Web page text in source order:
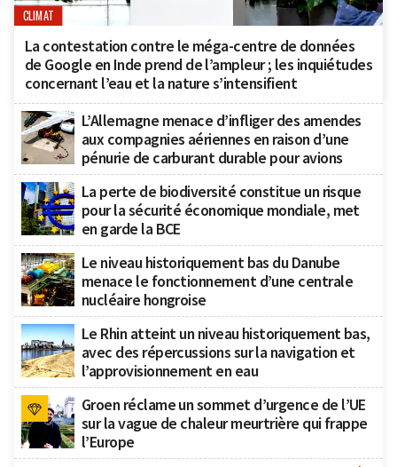
CLIMAT
La contestation contre le méga-centre de données
de Google en Inde prend de l’ampleur ; les inquiétudes
concernant l’eau et la nature s’intensifient
L’Allemagne menace d’infliger des amendes
aux compagnies aériennes en raison d’une
pénurie de carburant durable pour avions
La perte de biodiversité constitue un risque
pour la sécurité économique mondiale, met
en garde la BCE
Le niveau historiquement bas du Danube
menace le fonctionnement d’une centrale
nucléaire hongroise
Le Rhin atteint un niveau historiquement bas,
avec des répercussions sur la navigation et
l’approvisionnement en eau
Groen réclame un sommet d’urgence de l’UE
sur la vague de chaleur meurtrière qui frappe
l’Europe